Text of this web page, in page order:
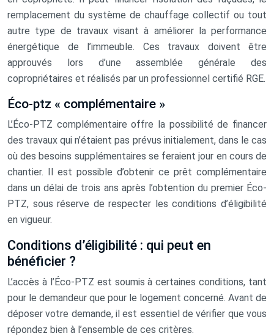
remplacement du système de chauffage collectif ou tout
autre type de travaux visant à améliorer la performance
énergétique de l’immeuble. Ces travaux doivent être
approuvés lors d’une assemblée générale des
copropriétaires et réalisés par un professionnel certifié RGE.
Éco-ptz « complémentaire »
L’Éco-PTZ complémentaire offre la possibilité de financer
des travaux qui n’étaient pas prévus initialement, dans le cas
où des besoins supplémentaires se feraient jour en cours de
chantier. Il est possible d’obtenir ce prêt complémentaire
dans un délai de trois ans après l’obtention du premier Éco-
PTZ, sous réserve de respecter les conditions d’éligibilité
en vigueur.
Conditions d’éligibilité : qui peut en
bénéficier ?
L’accès à l’Éco-PTZ est soumis à certaines conditions, tant
pour le demandeur que pour le logement concerné. Avant de
déposer votre demande, il est essentiel de vérifier que vous
répondez bien à l’ensemble de ces critères.